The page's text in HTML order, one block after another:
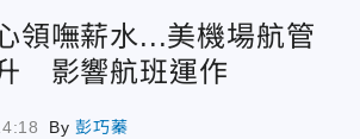
領嘸薪水...美機場航管
影響航班運作
By彭巧蓁